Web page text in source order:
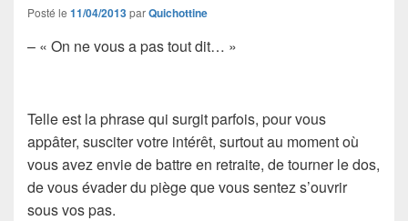
Posté le 11/04/2013parQuichottine
– « On ne vous a pas tout dit… »
Telle est la phrase qui surgit parfois, pour vous
appâter, susciter votre intérêt, surtout au moment où
vous avez envie de battre en retraite, de tourner le dos,
de vous évader du piège que vous sentez s’ouvrir
sous vos pas.